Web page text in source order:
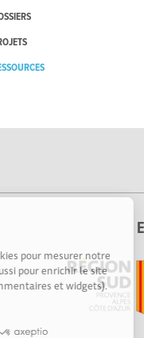
cookies pour mesurer notre
aussi pour enrichir le site
et widgets).
par